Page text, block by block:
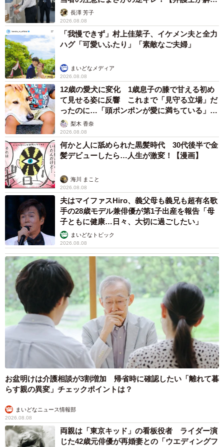
説】長澤 芳子
2026.08.08
「我慢できず」村上佳菜子、イケメン夫と全力
ハグ「可愛いふたり」「素敵なご夫婦」
まいどなメディア
2026.08.08
12歳の愛犬に変化 1歳息子の膝で甘える初め
て見せる姿に反響 これまで「見守る立場」だ
ったのに…「頭ポンポンが愛に満ちている」
「尊…」
梨木 香奈
2026.08.08
何かと人に舐められた黒髪時代 30代後半で金
髪デビューしたら…人生が激変！【漫画】
海川 まこと
2026.08.08
夫はマイファスHiro、義父母も義兄も超有名歌
手の28歳モデル兼俳優が第1子出産を報告「母
子ともに健康…日々、大切に過ごしたい」
まいどなトピック
2026.08.08
お盆明けは介護相談が3割増加 帰省時に確認したい「離れて暮
らす親の異変」チェックポイントは？
まいどなニュース情報部
2026.08.08
両親は「東京キッド」の看板役者 ライダー演
じた42歳元俳優が再婚妻との「ウエディングフ